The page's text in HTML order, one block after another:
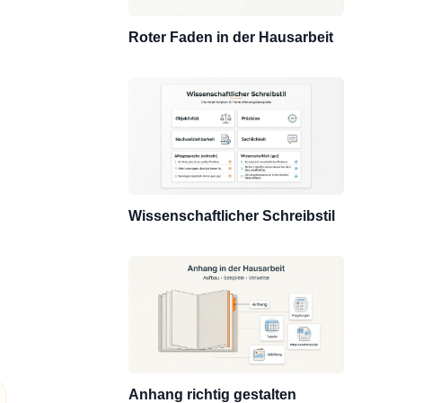
Roter Faden in der Hausarbeit
Wissenschaftlicher Schreibstil
Anhang richtig gestalten